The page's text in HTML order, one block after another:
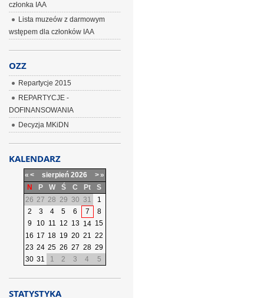
członka IAA
Lista muzeów z darmowym
wstępem dla członków IAA
OZZ
Repartycje 2015
REPARTYCJE -
DOFINANSOWANIA
Decyzja MKiDN
KALENDARZ
« < sierpień 2026 >»
N
P W Ś C Pt
S
26 27 28 29 30 31
1
2
3 4 5 6 7
8
9
10 11 12 13 14 15
16 17 18 19 20 21 22
23 24 25 26 27 28 29
30 31 1 2 3 4 5
STATYSTYKA